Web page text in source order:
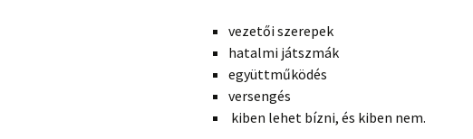
vezetői szerepek
hatalmi játszmák
együttműködés
versengés
kiben lehet bízni, és kiben nem.